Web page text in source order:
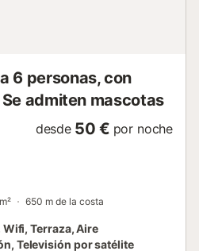
6 personas, con
admiten mascotas
desde 50 € por noche
650 m de la costa
Terraza, Aire
Televisión por satélite